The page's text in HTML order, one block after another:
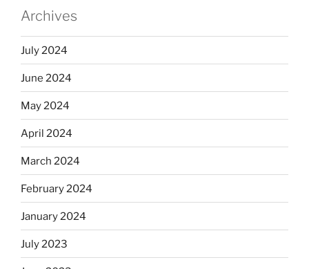
Archives
July 2024
June 2024
May 2024
April 2024
March 2024
February 2024
January 2024
July 2023